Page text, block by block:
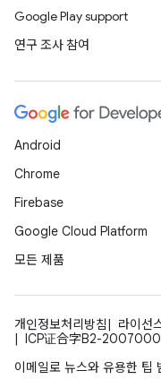
Google Play support
연구 조사 참여
Android
Chrome
Firebase
Google Cloud Platform
모든 제품
개인정보처리방침 라이선
ICP证合字B2-
이메일로 뉴스와 유용한 팁